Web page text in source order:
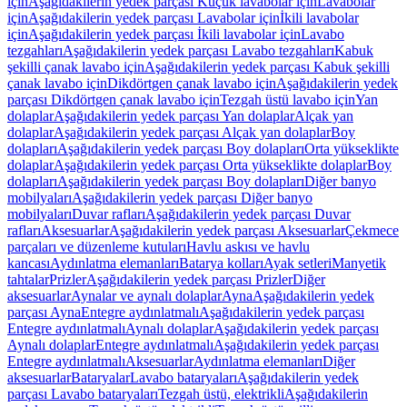
içinAşağıdakilerin yedek parçası Lavabolar içinİkili lavabolar
içinAşağıdakilerin yedek parçası İkili lavabolar içinLavabo
tezgahlarıAşağıdakilerin yedek parçası Lavabo tezgahlarıKabuk
şekilli çanak lavabo içinAşağıdakilerin yedek parçası Kabuk şekilli
çanak lavabo içinDikdörtgen çanak lavabo içinAşağıdakilerin yedek
parçası Dikdörtgen çanak lavabo içinTezgah üstü lavabo içinYan
dolaplarAşağıdakilerin yedek parçası Yan dolaplarAlçak yan
dolaplarAşağıdakilerin yedek parçası Alçak yan dolaplarBoy
dolaplarıAşağıdakilerin yedek parçası Boy dolaplarıOrta yükseklikte
dolaplarAşağıdakilerin yedek parçası Orta yükseklikte dolaplarBoy
dolaplarıAşağıdakilerin yedek parçası Boy dolaplarıDiğer banyo
mobilyalarıAşağıdakilerin yedek parçası Diğer banyo
mobilyalarıDuvar raflarıAşağıdakilerin yedek parçası Duvar
raflarıAksesuarlarAşağıdakilerin yedek parçası AksesuarlarÇekmece
parçaları ve düzenleme kutularıHavlu askısı ve havlu
kancasıAydınlatma elemanlarıBatarya kollarıAyak setleriManyetik
tahtalarPrizlerAşağıdakilerin yedek parçası PrizlerDiğer
aksesuarlarAynalar ve aynalı dolaplarAynaAşağıdakilerin yedek
parçası AynaEntegre aydınlatmalıAşağıdakilerin yedek parçası
Entegre aydınlatmalıAynalı dolaplarAşağıdakilerin yedek parçası
Aynalı dolaplarEntegre aydınlatmalıAşağıdakilerin yedek parçası
Entegre aydınlatmalıAksesuarlarAydınlatma elemanlarıDiğer
aksesuarlarBataryalarLavabo bataryalarıAşağıdakilerin yedek
parçası Lavabo bataryalarıTezgah üstü, elektrikliAşağıdakilerin